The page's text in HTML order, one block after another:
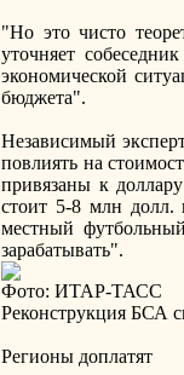
"Но это чисто
уточняет
экономической
бюджета".
Независимый
повлиять на
привязаны к
стоит 5-8 млн долл.
местный
зарабатывать".
Фото: ИТАР-ТАСС
Реконструкция БСА
Регионы доплатят